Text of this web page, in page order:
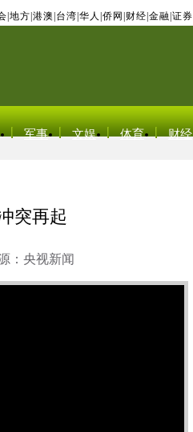
地方 港澳 台湾 华人 侨网 财经 金融 证券
军事 文娱 体育 财经
突再起
：央视新闻